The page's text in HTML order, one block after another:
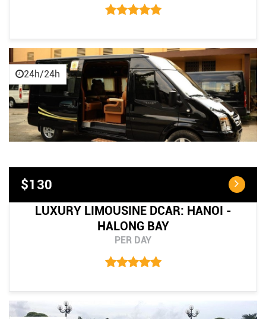
24h/24h
$130
LUXURY LIMOUSINE DCAR: HANOI -
HALONG BAY
PER DAY